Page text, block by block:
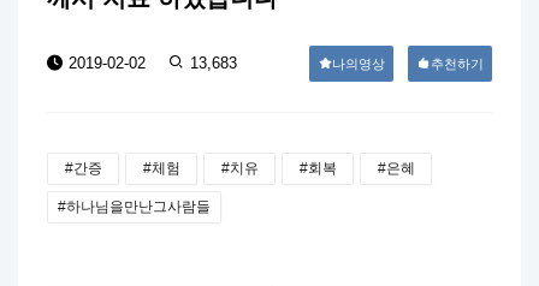
2019-02-02 13,683 나의영상 추천하기
#간증 #체험 #치유 #회복 #은혜
#하나님을만난그사람들